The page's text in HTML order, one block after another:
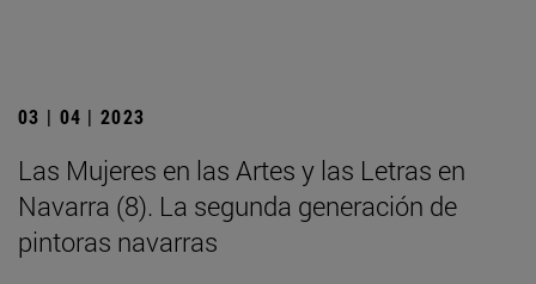
03 | 04 | 2023
Las Mujeres en las Artes y las Letras en
Navarra (8). La segunda generación de
pintoras navarras